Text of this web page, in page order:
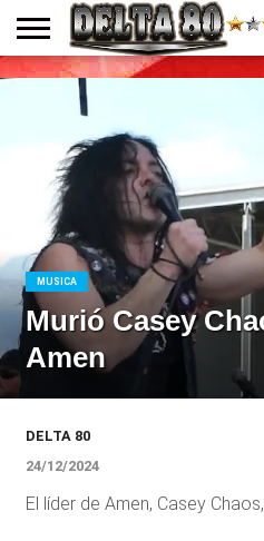
ENTREVISTAS
PREMIOS
PRODUCCIONES
PROGRAMACION
CONTACTO
HOMEPAGE
MUSICA
Murió Casey
Amen
DELTA 80
24/12/2024
El líder de Amen, Casey